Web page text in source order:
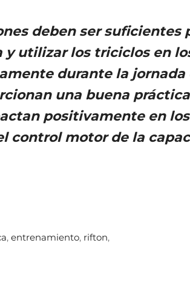
deben ser suficientes
y utilizar los triciclos en
durante la jornada
una buena
positivamente en
control motor de la
, entrenamiento, rifton,